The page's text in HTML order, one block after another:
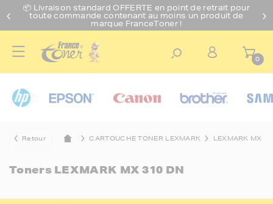
📦 Livraison standard OFFERTE en point de retrait pour
toute commande contenant au moins un produit de
marque FranceToner !
0
Retour CARTOUCHE TONER LEXMARK LEXMARK MX
Toners LEXMARK MX 310 DN